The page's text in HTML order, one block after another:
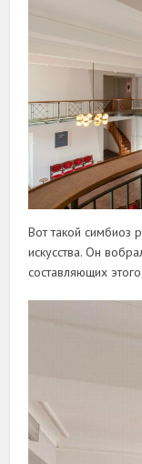
Вот такой симбиоз
искусства. Он
составляющих